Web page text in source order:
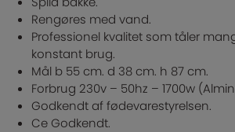
Rengøres med vand.
Professionel kvalitet som tåler
konstant brug.
Mål b 55 cm. d 38 cm. h 87 cm.
Forbrug 230v – 50hz – 1700w
Godkendt af fødevarestyrelsen.
Ce Godkendt.